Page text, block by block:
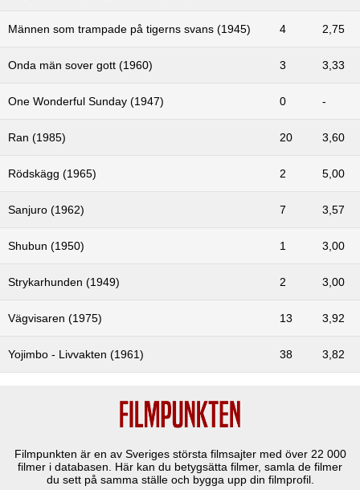
Männen som trampade på tigerns svans (1945) 4 2,75
Onda män sover gott (1960) 3 3,33
One Wonderful Sunday (1947) 0 -
Ran (1985) 20 3,60
Rödskägg (1965) 2 5,00
Sanjuro (1962) 7 3,57
Shubun (1950) 1 3,00
Strykarhunden (1949) 2 3,00
Vägvisaren (1975) 13 3,92
Yojimbo - Livvakten (1961) 38 3,82
Filmpunkten är en av Sveriges största filmsajter med över 22 000
filmer i databasen. Här kan du betygsätta filmer, samla de filmer
du sett på samma ställe och bygga upp din filmprofil.